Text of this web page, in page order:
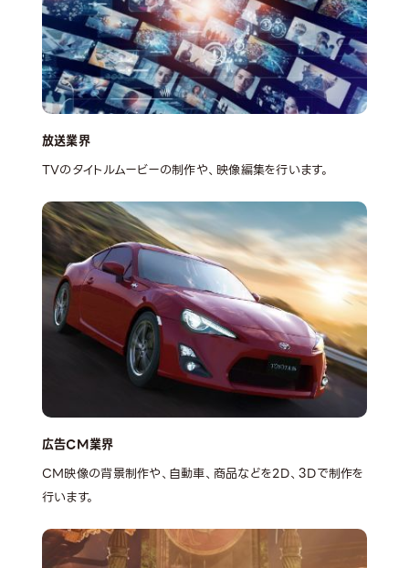
放送業界
TVのタイトルムービーの制作や、映像編集を行います。
広告CM業界
CM映像の背景制作や、自動車、商品などを2D、3Dで制作を
行います。